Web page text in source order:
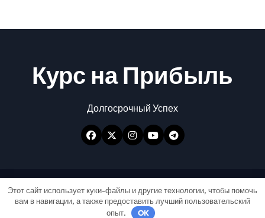
Курс на Прибыль
Долгосрочный Успех
Авторские права © Все права защищены|
NewspaperupотThemeansar.
Этот сайт использует куки-файлы и другие технологии, чтобы помочь
вам в навигации, а также предоставить лучший пользовательский
опыт.
OK